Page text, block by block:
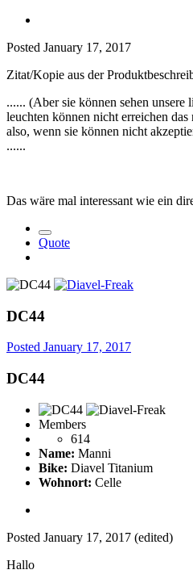
Posted January 17, 2017
Zitat/Kopie aus der
...... (Aber sie können sehen
leuchten können nicht erreichen
also, wenn sie können nicht
......
Das wäre mal interessant wie ein
Quote
DC44
Posted January 17, 2017
DC44
Members
614
Name: Manni
Bike: Diavel Titanium
Wohnort: Celle
Posted January 17, 2017 (edited)
Hallo